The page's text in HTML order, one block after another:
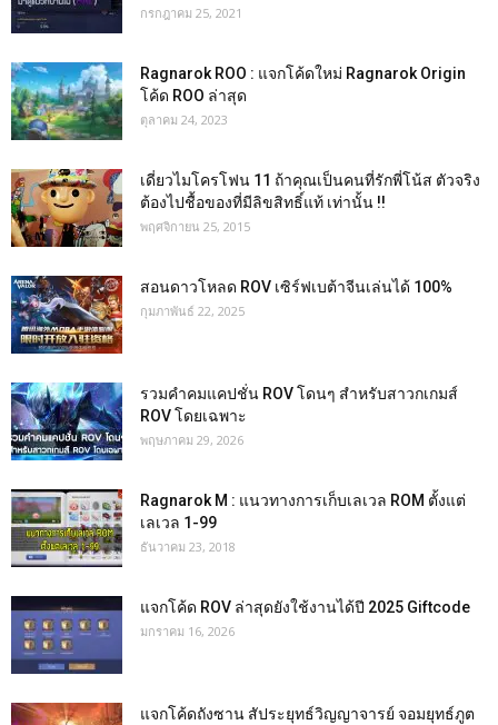
กรกฎาคม 25, 2021
Ragnarok ROO : แจกโค้ดใหม่ Ragnarok Origin
โค้ด ROO ล่าสุด
ตุลาคม 24, 2023
เดี่ยวไมโครโฟน 11 ถ้าคุณเป็นคนที่รักพี่โน้ส ตัวจริง
ต้องไปชื้อของที่มีลิขสิทธิ์แท้ เท่านั้น !!
พฤศจิกายน 25, 2015
สอนดาวโหลด ROV เซิร์ฟเบต้าจีนเล่นได้ 100%
กุมภาพันธ์ 22, 2025
รวมคำคมแคปชั่น ROV โดนๆ สำหรับสาวกเกมส์
ROV โดยเฉพาะ
พฤษภาคม 29, 2026
Ragnarok M : แนวทางการเก็บเลเวล ROM ตั้งแต่
เลเวล 1-99
ธันวาคม 23, 2018
แจกโค้ด ROV ล่าสุดยังใช้งานได้ปี 2025 Giftcode
มกราคม 16, 2026
แจกโค้ดถังซาน สัประยุทธ์วิญญาจารย์ จอมยุทธ์ภูต